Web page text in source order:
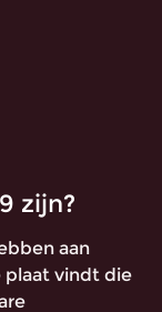
zijn?
aan
plaat vindt die